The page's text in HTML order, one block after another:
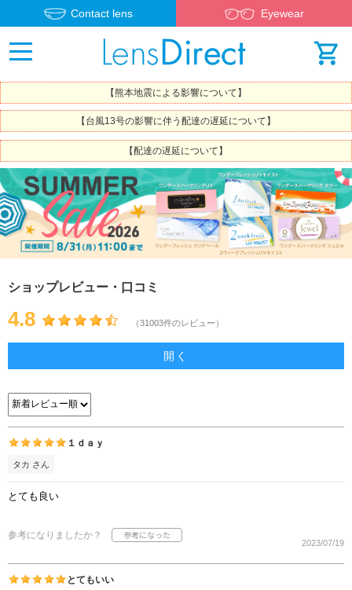
Contact lens Eyewear
【熊本地震による影響について】
【台風13号の影響に伴う配達の遅延について】
【配達の遅延について】
ショップレビュー・口コミ
4.8 （31003件のレビュー）
開く
１ｄａｙ
タカ さん
とても良い
参考になりましたか？
2023/07/19
とてもいい